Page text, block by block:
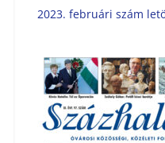
2023. februári szám